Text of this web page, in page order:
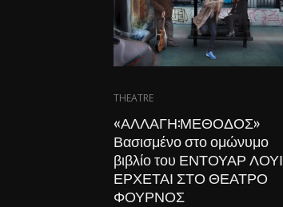
THEATRE
«ΑΛΛΑΓΗ:ΜΕΘΟΔΟΣ»
Βασισμένο στο ομώνυμο
βιβλίο του ΕΝΤΟΥΑΡ ΛΟΥΙ
ΕΡΧΕΤΑΙ ΣΤΟ ΘΕΑΤΡΟ
ΦΟΥΡΝΟΣ